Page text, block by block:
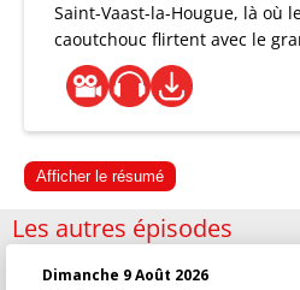
Saint-Vaast-la-Hougue, là où
caoutchouc flirtent avec le
Afficher le résumé
Les autres épisodes
Dimanche 9 Août 2026